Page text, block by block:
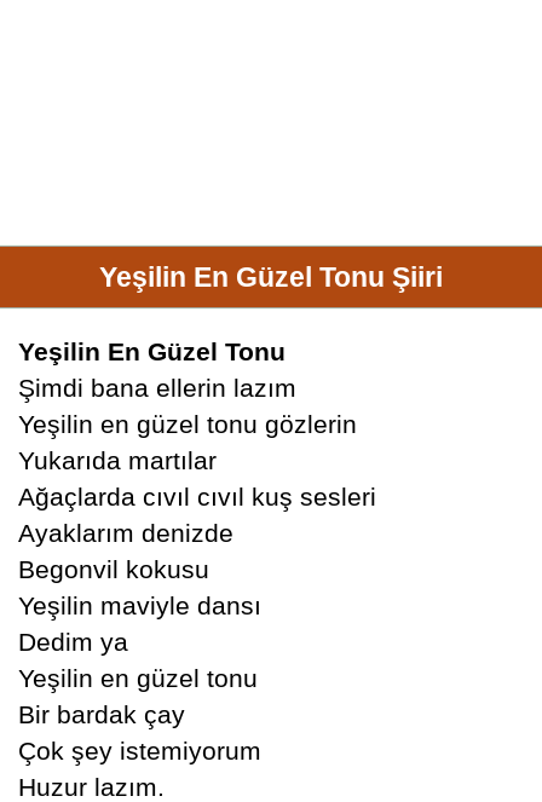
Yeşilin En Güzel Tonu Şiiri
Yeşilin En Güzel Tonu
Şimdi bana ellerin lazım
Yeşilin en güzel tonu gözlerin
Yukarıda martılar
Ağaçlarda cıvıl cıvıl kuş sesleri
Ayaklarım denizde
Begonvil kokusu
Yeşilin maviyle dansı
Dedim ya
Yeşilin en güzel tonu
Bir bardak çay
Çok şey istemiyorum
Huzur lazım.